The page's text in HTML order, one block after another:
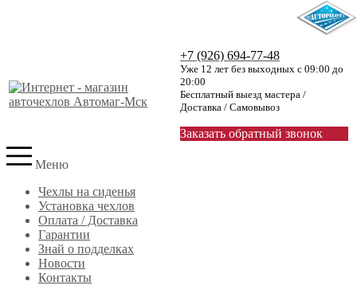
+7 (926) 694-77-48
Уже 12 лет без выходных с 09:00 до
20:00
Бесплатный выезд мастера /
Доставка / Самовывоз
Заказать обратный звонок
Меню
Чехлы на сиденья
Установка чехлов
Оплата / Доставка
Гарантии
Знай о подделках
Новости
Контакты